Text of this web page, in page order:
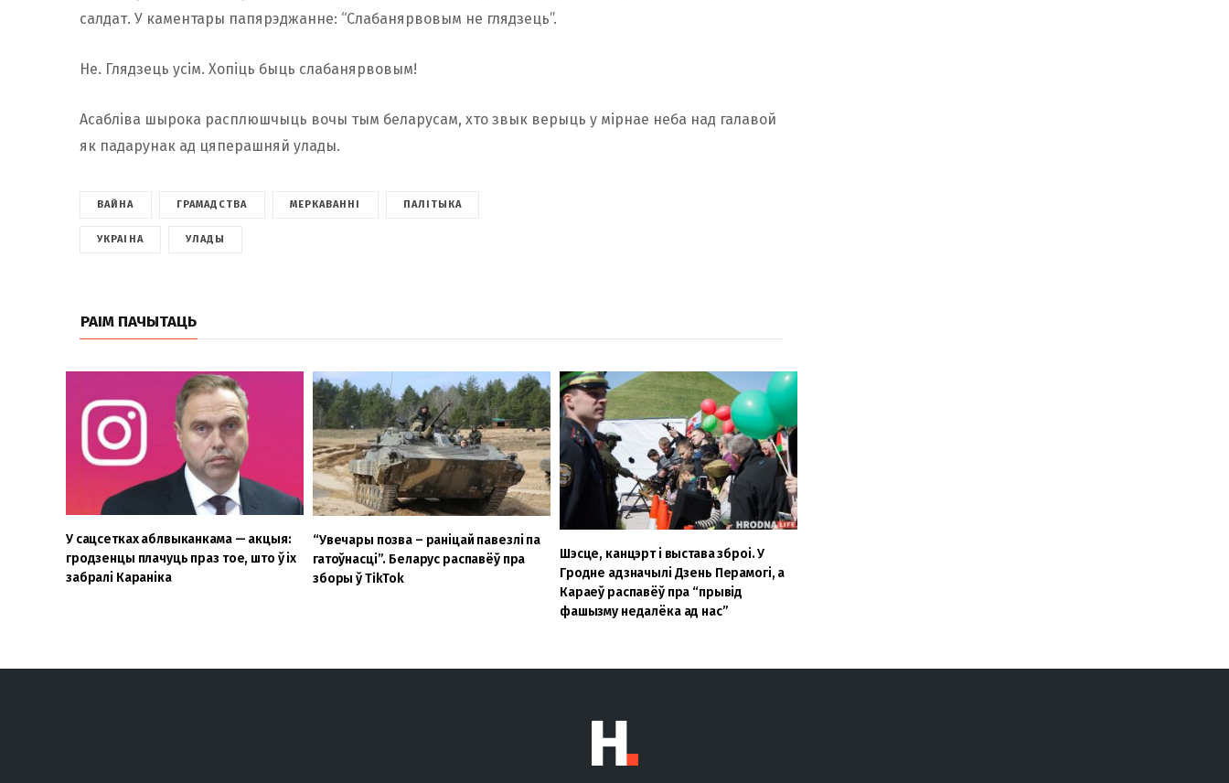
салдат. У каментары папярэджанне: “Слабанярвовым не глядзець”.
Не. Глядзець усім. Хопіць быць слабанярвовым!
Асабліва шырока расплюшчыць вочы тым беларусам, хто звык верыць у мірнае неба над галавой
як падарунак ад цяперашняй улады.
ВАЙНА ГРАМАДСТВА МЕРКАВАННІ ПАЛІТЫКА
УКРАІНА УЛАДЫ
РАІМ ПАЧЫТАЦЬ
У сацсетках аблвыканкама — акцыя:
гродзенцы плачуць праз тое, што ў іх
забралі Караніка
“Увечары позва – раніцай павезлі па
гатоўнасці”. Беларус распавёў пра
зборы ў TikTok
Шэсце, канцэрт і выстава зброі. У
Гродне адзначылі Дзень Перамогі, а
Караеў распавёў пра “прывід
фашызму недалёка ад нас”